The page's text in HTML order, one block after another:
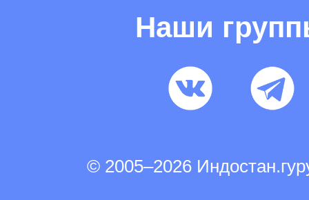
Наши
© 2005–2026